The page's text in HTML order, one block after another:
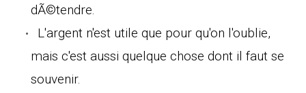
dÃ©tendre.
L'argent n'est utile que pour qu'on l'oublie,
mais c'est aussi quelque chose dont il faut se
souvenir.